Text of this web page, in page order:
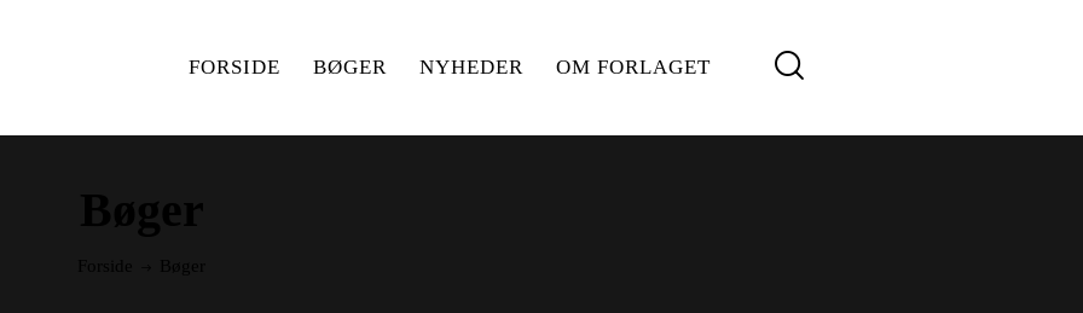
FORSIDE BØGER NYHEDER OM FORLAGET